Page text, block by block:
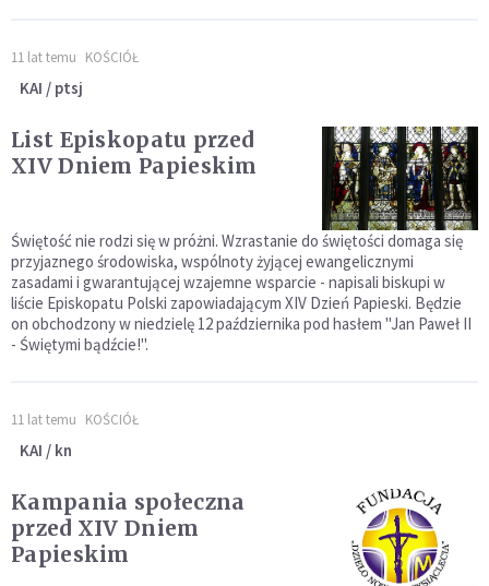
11 lat temu KOŚCIÓŁ
KAI / ptsj
List Episkopatu przed
XIV Dniem Papieskim
Świętość nie rodzi się w próżni. Wzrastanie do świętości domaga się
przyjaznego środowiska, wspólnoty żyjącej ewangelicznymi
zasadami i gwarantującej wzajemne wsparcie - napisali biskupi w
liście Episkopatu Polski zapowiadającym XIV Dzień Papieski. Będzie
on obchodzony w niedzielę 12 października pod hasłem "Jan Paweł II
- Świętymi bądźcie!".
11 lat temu KOŚCIÓŁ
KAI / kn
Kampania społeczna
przed XIV Dniem
Papieskim